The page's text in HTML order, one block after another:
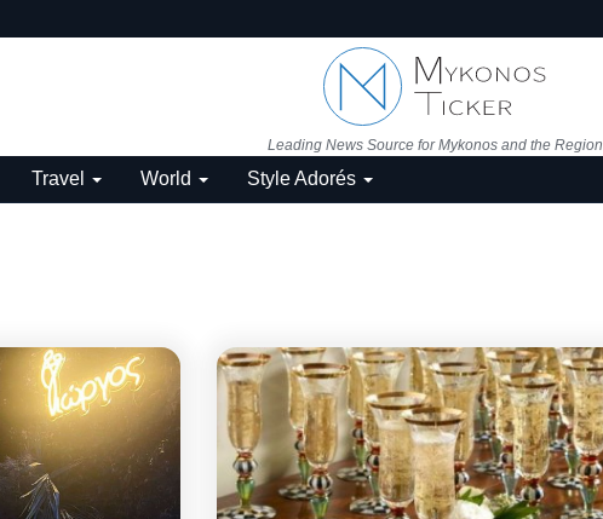
Leading News Source for Mykonos and the Region
Travel World Style Adorés